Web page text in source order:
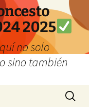
2025
no solo
sino también
Buscar: